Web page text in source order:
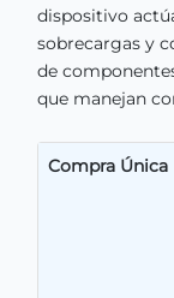
dispositivo
sobrecargas y
de
que manejan
Compra Única